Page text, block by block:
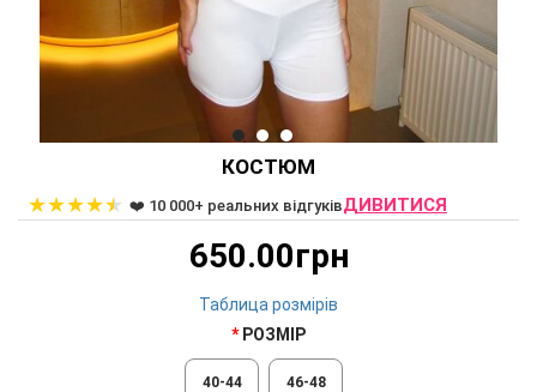
КОСТЮМ
★★★★★ ❤️ 10 000+ реальних відгуківДИВИТИСЯ
650.00грн
Таблица розмірів
РОЗМІР
40-44 46-48